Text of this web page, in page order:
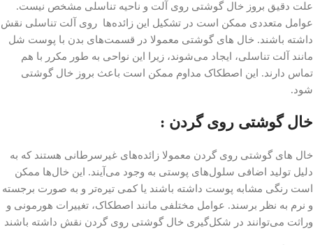
علت دقیق بروز خال‌ گوشتی روی آلت و ناحیه تناسلی مشخص نیست.
عوامل متعددی ممکن است در تشکیل این زائده‌ها روی آلت تناسلی نقش
داشته باشند. خال های گوشتی معمولا در قسمت‌های بدن با پوست شل
مانند آلت تناسلی، ایجاد می‌شوند، زیرا این نواحی به طور مکرر با هم
تماس دارند. این اصطکاک مداوم ممکن است باعث بروز خال گوشتی
شود.
خال گوشتی روی گردن :
خال های گوشتی روی گردن معمولا زائده‌های غیرسرطانی هستند که به
دلیل تولید اضافی سلول‌های پوستی به وجود می‌آیند. این خال‌ها ممکن
است رنگی مشابه پوست داشته باشند یا کمی تیره‌تر و به صورت برجسته
و نرم به نظر برسند. عوامل مختلفی مانند اصطکاک، تغییرات هورمونی و
وراثت می‌توانند در شکل‌گیری خال‌ گوشتی روی گردن نقش داشته باشند